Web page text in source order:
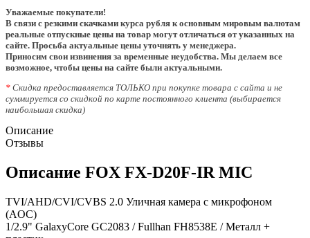
Уважаемые покупатели!
В связи с резкими скачками курса рубля к основным мировым валютам
реальные отпускные цены на товар могут отличаться от указанных на
сайте. Просьба актуальные цены уточнять у менеджера.
Приносим свои извинения за временные неудобства. Мы делаем все
возможное, чтобы цены на сайте были актуальными.
* Скидка предоставляется ТОЛЬКО при покупке товара с сайта и не
суммируется со скидкой по карте постоянного клиента (выбирается
наибольшая скидка)
Описание
Отзывы
Описание FOX FX-D20F-IR MIC
TVI/AHD/CVI/CVBS 2.0 Уличная камера с микрофоном
(AOC)
1/2.9" GalaxyCore GC2083 / Fullhan FH8538E / Металл +